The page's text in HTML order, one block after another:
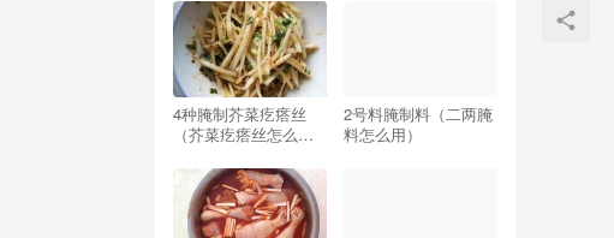
4种腌制芥菜疙瘩丝
（芥菜疙瘩丝怎么腌
2号料腌制料（二两腌
料怎么用）